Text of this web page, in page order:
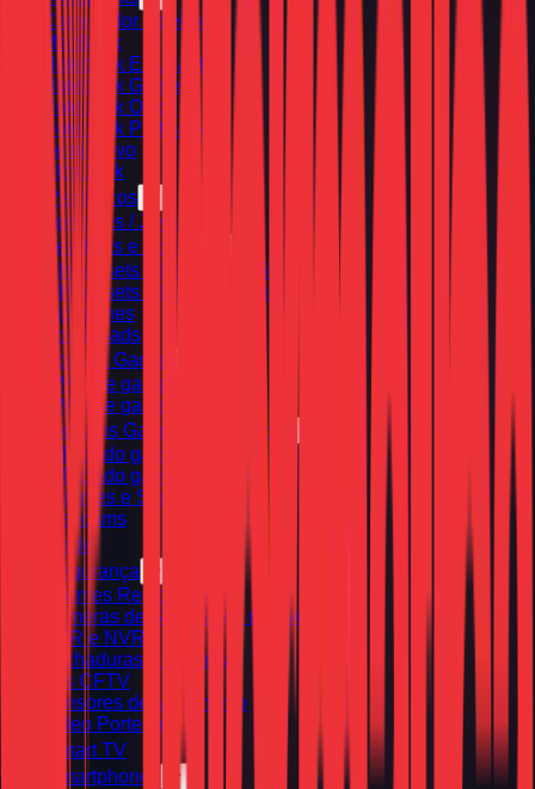
Carregador notebook
MacBook
Notebook Estudante
Notebook Gamer
Notebook Office
Notebook Profissional
Semi Novo
Ultrabook
Periféricos
Controles / Joysticks
Headsets e Fones
Headsets e Fones com fio
Headsets e Fones sem fio
Microfones
Mousepads
Mouses Gamer
Mouse gamer com fio
Mouse gamer sem fio
Teclados Gamer e Mecânicos
Teclado gamer com fio
Teclado gamer sem fio
Volantes e Simuladores
Webcams
Rede
Segurança
Alarmes Residenciais
Câmeras de Segurança (IP / Wi‑Fi)
DVR e NVR
Fechaduras Eletrônicas
Kits CFTV
Sensores de Movimento
Vídeo Porteiros
Smart TV
Smartphones